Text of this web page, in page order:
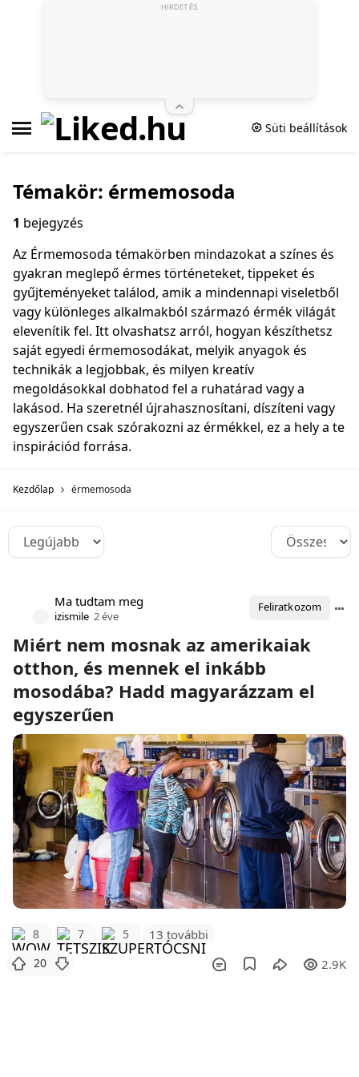
Süti beállítások
Témakör: érmemosoda
1 bejegyzés
Az Érmemosoda témakörben mindazokat a színes és
gyakran meglepő érmes történeteket, tippeket és
gyűjteményeket találod, amik a mindennapi viseletből
vagy különleges alkalmakból származó érmék világát
elevenítik fel. Itt olvashatsz arról, hogyan készíthetsz
saját egyedi érmemosodákat, melyik anyagok és
technikák a legjobbak, és milyen kreatív
megoldásokkal dobhatod fel a ruhatárad vagy a
lakásod. Ha szeretnél újrahasznosítani, díszíteni vagy
egyszerűen csak szórakozni az érmékkel, ez a hely a te
inspirációd forrása.
Kezdőlap érmemosoda
Ma tudtam meg
izismile 2 éve
Feliratkozom
Miért nem mosnak az amerikaiak
otthon, és mennek el inkább
mosodába? Hadd magyarázzam el
egyszerűen
8 7 5 13 további
20 2.9K
HIRDETÉS